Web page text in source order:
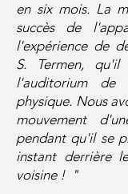
en six mois. La
succès de
l'expérience de
S. Termen,
l'auditorium de
physique. Nous
mouvement
pendant qu'il se
instant derrière
voisine ! "